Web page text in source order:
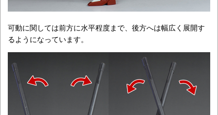
可動に関しては前方に水平程度まで、後方へは幅広く展開す
るようになっています。